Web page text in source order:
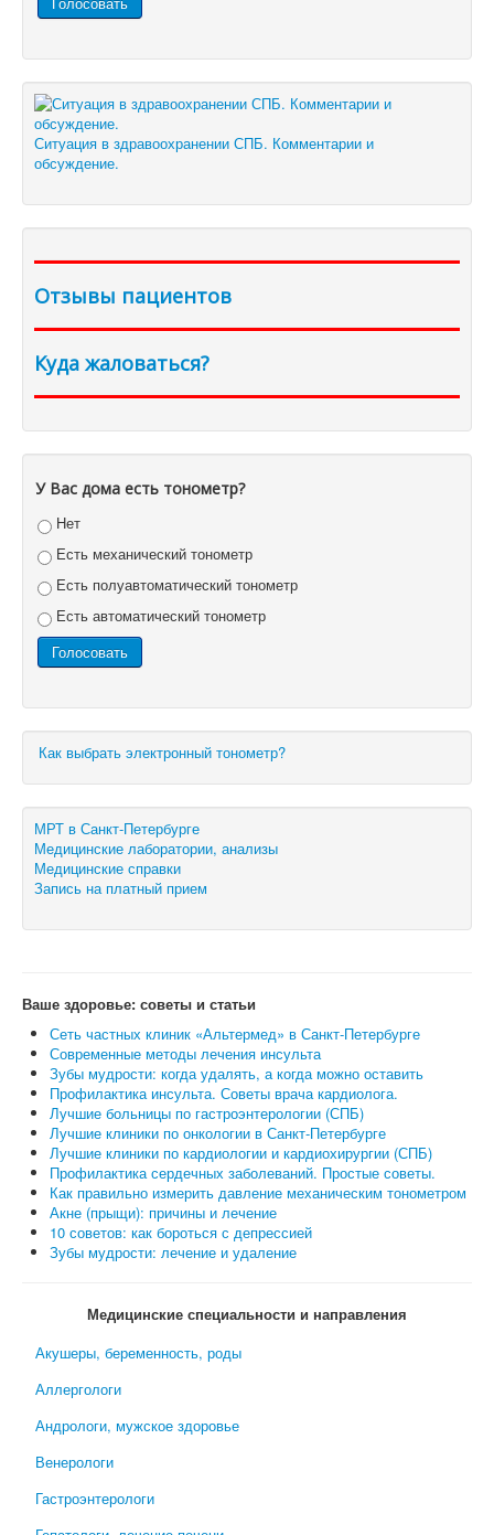
Ситуация в здравоохранении СПБ. Комментарии и
обсуждение.
Отзывы пациентов
Куда жаловаться?
У Вас дома есть тонометр?
Нет
Есть механический тонометр
Есть полуавтоматический тонометр
Есть автоматический тонометр
Как выбрать электронный тонометр?
МРТ в Санкт-Петербурге
Медицинские лаборатории, анализы
Медицинские справки
Запись на платный прием
Ваше здоровье: советы и статьи
Сеть частных клиник «Альтермед» в Санкт-Петербурге
Современные методы лечения инсульта
Зубы мудрости: когда удалять, а когда можно оставить
Профилактика инсульта. Советы врача кардиолога.
Лучшие больницы по гастроэнтерологии (СПБ)
Лучшие клиники по онкологии в Санкт-Петербурге
Лучшие клиники по кардиологии и кардиохирургии (СПБ)
Профилактика сердечных заболеваний. Простые советы.
Как правильно измерить давление механическим тонометром
Акне (прыщи): причины и лечение
10 советов: как бороться с депрессией
Зубы мудрости: лечение и удаление
Медицинские специальности и направления
Акушеры, беременность, роды
Аллергологи
Андрологи, мужское здоровье
Венерологи
Гастроэнтерологи